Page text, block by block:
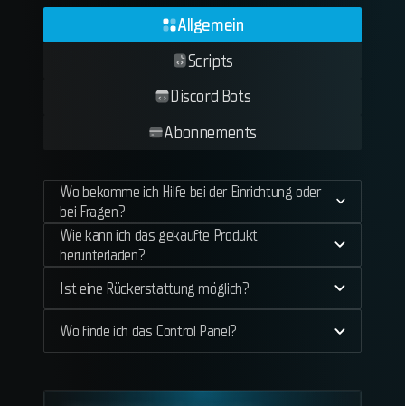
Allgemein
Scripts
Discord Bots
Abonnements
Wo bekomme ich Hilfe bei der Einrichtung oder
bei Fragen?
Wie kann ich das gekaufte Produkt
herunterladen?
Ist eine Rückerstattung möglich?
Wo finde ich das Control Panel?